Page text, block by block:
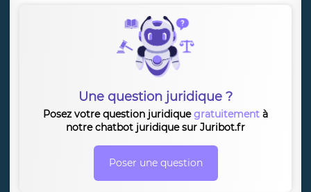
Une question juridique ?
Posez votre question juridiquegratuitement à
notre chatbot juridique sur Juribot.fr
Poser une question